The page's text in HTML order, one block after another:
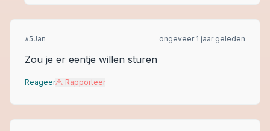
#5Jan ongeveer 1 jaar geleden
Zou je er eentje willen sturen
Reageer Rapporteer